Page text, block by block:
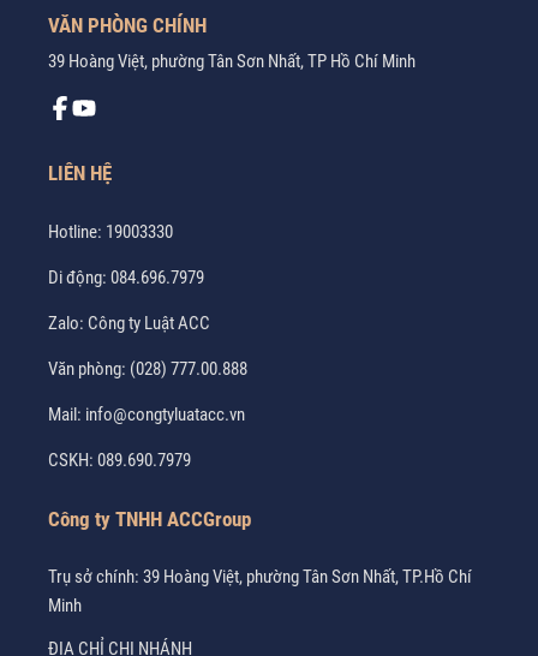
VĂN PHÒNG CHÍNH
39 Hoàng Việt, phường Tân Sơn Nhất, TP Hồ Chí Minh
LIÊN HỆ
Hotline: 19003330
Di động: 084.696.7979
Zalo: Công ty Luật ACC
Văn phòng: (028) 777.00.888
Mail: info@congtyluatacc.vn
CSKH: 089.690.7979
Công ty TNHH ACCGroup
Trụ sở chính: 39 Hoàng Việt, phường Tân Sơn Nhất, TP.Hồ Chí
Minh
ĐỊA CHỈ CHI NHÁNH